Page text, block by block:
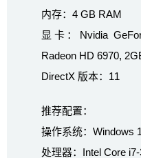
内存：4 GB RAM
显卡：Nvidia
Radeon HD 6970,
DirectX 版本：11
推荐配置：
操作系统：Windows
处理器：Intel Core